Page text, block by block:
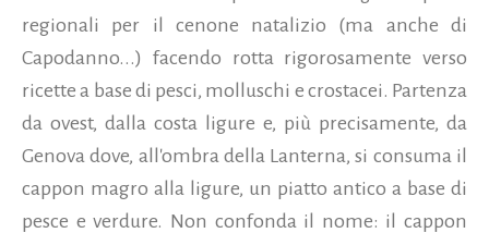
regionali per il cenone natalizio (ma anche di
Capodanno...) facendo rotta rigorosamente verso
ricette a base di pesci, molluschi e crostacei. Partenza
da ovest, dalla costa ligure e, più precisamente, da
Genova dove, all'ombra della Lanterna, si consuma il
cappon magro alla ligure, un piatto antico a base di
pesce e verdure. Non confonda il nome: il cappon